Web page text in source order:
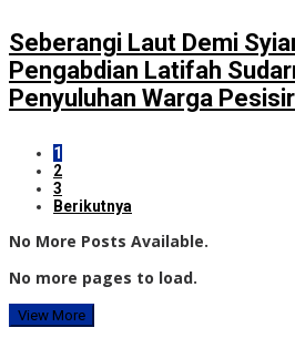
Seberangi Laut Demi
Pengabdian Latifah
Penyuluhan Warga
1
2
3
Berikutnya
No More Posts Available.
No more pages to load.
View More